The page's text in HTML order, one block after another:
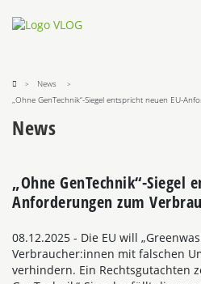
News
„Ohne GenTechnik“-Siegel entspricht neuen EU-
News
„Ohne GenTechnik“-Siegel
Anforderungen zum
08.12.2025 - Die EU will
Verbraucher:innen mit falschen
verhindern. Ein Rechtsgutachten